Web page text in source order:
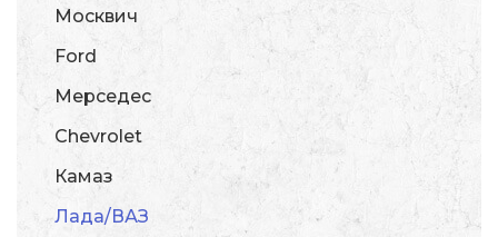
Москвич
Ford
Мерседес
Chevrolet
Камаз
Лада/ВАЗ